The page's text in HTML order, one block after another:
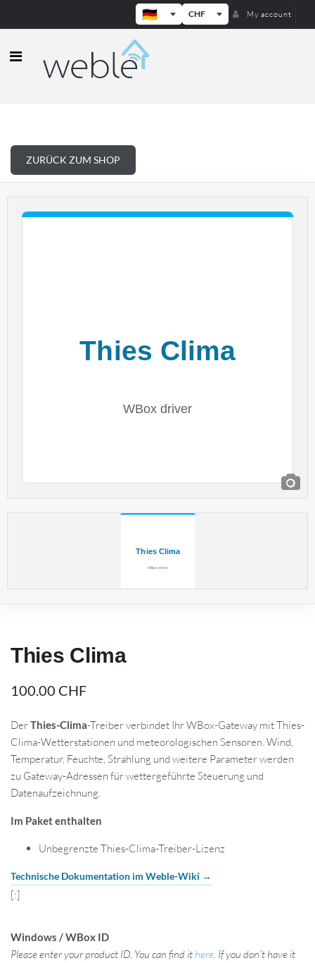
CHF My account
Weble — Industrielle IoT-Gateways
ZURÜCK ZUM SHOP
Thies Clima
100.00 CHF
DerThies-Clima-Treiber verbindet Ihr WBox-Gateway mit Thies-
Clima-Wetterstationen und meteorologischen Sensoren. Wind,
Temperatur, Feuchte, Strahlung und weitere Parameter werden
zu Gateway-Adressen für wettergeführte Steuerung und
Datenaufzeichnung.
Im Paket enthalten
Unbegrenzte Thies-Clima-Treiber-Lizenz
Technische Dokumentation im Weble-Wiki →
[:]
Windows / WBox ID
Please enter your product ID. You can find it here . If you don't have it